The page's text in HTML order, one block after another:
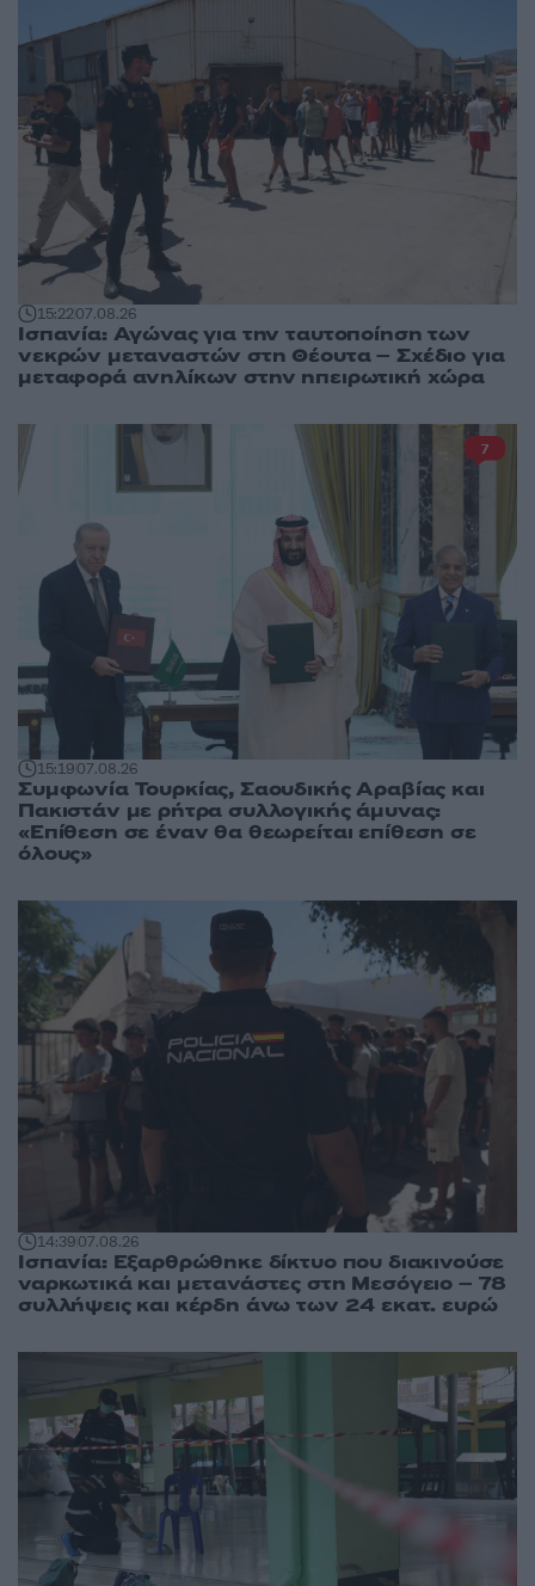
15:2207.08.26
Ισπανία: Αγώνας για την ταυτοποίηση των
νεκρών μεταναστών στη Θέουτα – Σχέδιο για
μεταφορά ανηλίκων στην ηπειρωτική χώρα
15:1907.08.26
Συμφωνία Τουρκίας, Σαουδικής Αραβίας και
Πακιστάν με ρήτρα συλλογικής άμυνας:
«Επίθεση σε έναν θα θεωρείται επίθεση σε
όλους»
7
14:3907.08.26
Ισπανία: Εξαρθρώθηκε δίκτυο που διακινούσε
ναρκωτικά και μετανάστες στη Μεσόγειο – 78
συλλήψεις και κέρδη άνω των 24 εκατ. ευρώ